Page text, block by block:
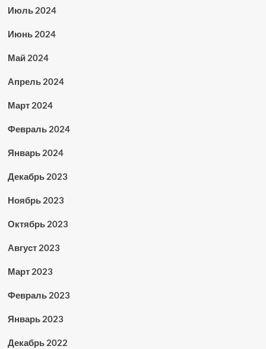
Июль 2024
Июнь 2024
Май 2024
Апрель 2024
Март 2024
Февраль 2024
Январь 2024
Декабрь 2023
Ноябрь 2023
Октябрь 2023
Август 2023
Март 2023
Февраль 2023
Январь 2023
Декабрь 2022